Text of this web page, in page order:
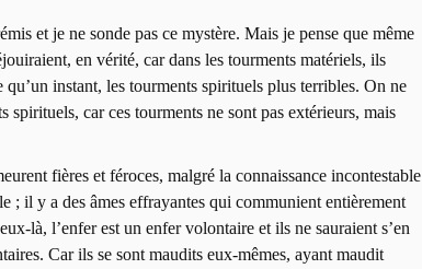
et je ne sonde pas ce mystère. Mais je pense que même
en vérité, car dans les tourments matériels, ils
instant, les tourments spirituels plus terribles. On ne
spirituels, car ces tourments ne sont pas extérieurs, mais
fières et féroces, malgré la connaissance incontestable
; il y a des âmes effrayantes qui communient entièrement
là, l’enfer est un enfer volontaire et ils ne sauraient s’en
Car ils se sont maudits eux-mêmes, ayant maudit